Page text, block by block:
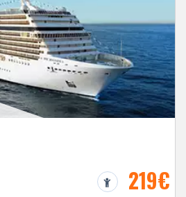
219€